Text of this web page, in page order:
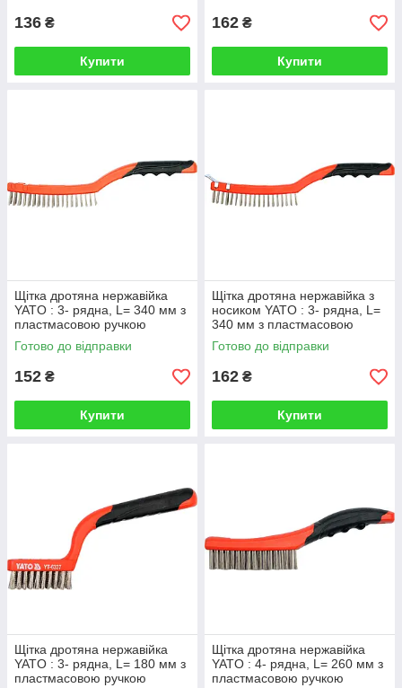
136 ₴
Купити
162 ₴
Купити
Щітка дротяна нержавійка
YATO : 3- рядна, L= 340 мм з
пластмасовою ручкою
Готово до відправки
152 ₴
Купити
Щітка дротяна нержавійка з
носиком YATO : 3- рядна, L=
340 мм з пластмасовою
ручкою
Готово до відправки
162 ₴
Купити
Щітка дротяна нержавійка
YATO : 3- рядна, L= 180 мм з
пластмасовою ручкою
Щітка дротяна нержавійка
YATO : 4- рядна, L= 260 мм з
пластмасовою ручкою